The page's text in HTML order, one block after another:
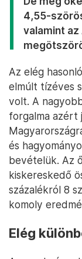
4,55-
valamint
Az elég
elmúlt tízéves
volt. A
forgalma
és
bevételük. Az
kiskereskedő
százalékról 8
komoly
Elég